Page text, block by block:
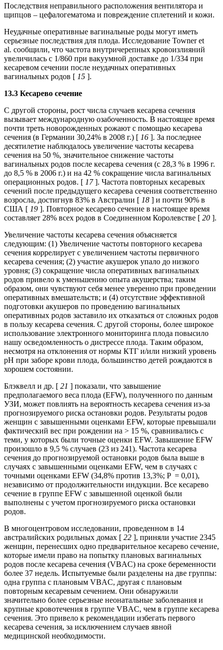
Последствия неправильного расположения вентилятора и
щипцов – цефалогематома и повреждение сплетений и кожи.
Неудачные оперативные вагинальные роды могут иметь
серьезные последствия для плода. Исследование Towner et
al. сообщили, что частота внутричерепных кровоизлияний
увеличилась с 1/860 при вакуумной доставке до 1/334 при
кесаревом сечении после неудачных оперативных
вагинальных родов [ 15 ].
13.3 Кесарево сечение
С другой стороны, рост числа случаев кесарева сечения
вызывает международную озабоченность. В настоящее время
почти треть новорожденных рожают с помощью кесарева
сечения (в Германии 30,24% в 2008 г.) [ 16 ]. За последнее
десятилетие наблюдалось увеличение частоты кесарева
сечения на 50 %, значительное снижение частоты
вагинальных родов после кесарева сечения (с 28,3 % в 1996 г.
до 8,5 % в 2006 г.) и на 42 % сокращение числа вагинальных
операционных родов. [ 17]. Частота повторных кесаревых
сечений после предыдущего кесарева сечения соответственно
возросла, достигнув 83% в Австралии [ 18 ] и почти 90% в
США [ 19 ]. Повторное кесарево сечение в настоящее время
составляет 28% всех родов в Соединенном Королевстве [ 20 ].
Увеличение частоты кесарева сечения объясняется
следующим: (1) Увеличение частоты повторного кесарева
сечения коррелирует с увеличением частоты первичного
кесарева сечения; (2) участие акушерок упало до низкого
уровня; (3) сокращение числа оперативных вагинальных
родов привело к уменьшению опыта акушерства; таким
образом, они чувствуют себя менее уверенно при проведении
оперативных вмешательств; и (4) отсутствие эффективной
подготовки акушеров по проведению вагинальных
оперативных родов заставило их отказаться от сложных родов
в пользу кесарева сечения. С другой стороны, более широкое
использование электронного мониторинга плода повысило
нашу осведомленность о дистрессе плода. Таким образом,
несмотря на отклонения от нормы КТГ и/или низкий уровень
pH при заборе крови плода, большинство детей рождаются в
хорошем состоянии.
Блэквелл и др. [ 21 ] показали, что завышение
предполагаемого веса плода (EFW), полученного по данным
УЗИ, может повлиять на вероятность кесарева сечения из-за
прогнозируемого риска остановки родов. Результаты родов
женщин с завышенными оценками EFW, которые превышали
фактический вес при рождении на > 15 %, сравнивались с
теми, у которых были точные оценки EFW. Завышение EFW
произошло в 9,5 % случаев (23 из 241). Частота кесарева
сечения до прогнозируемой остановки родов была выше в
случаях с завышенными оценками EFW, чем в случаях с
точными оценками EFW (34,8% против 13,3%; P = 0,01),
независимо от продолжительности индукции. Все кесарево
сечение в группе EFW с завышенной оценкой были
выполнены с учетом прогнозируемого риска остановки
родов.
В многоцентровом исследовании, проведенном в 14
австралийских родильных домах [ 22 ], приняли участие 2345
женщин, перенесших одно предварительное кесарево сечение,
которые имели право на попытку плановых вагинальных
родов после кесарева сечения (VBAC) на сроке беременности
более 37 недель. Испытуемые были разделены на две группы:
одна группа с плановым VBAC, другая с плановым
повторным кесаревым сечением. Они обнаружили
значительно более серьезные неонатальные заболевания и
крупные кровотечения в группе VBAC, чем в группе кесарева
сечения. Это привело к рекомендации избегать первого
кесарева сечения, за исключением случаев явной
медицинской необходимости.